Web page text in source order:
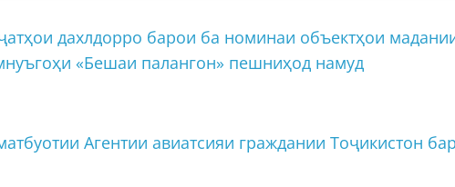
дахлдорро барои ба номинаи объектҳои
«Бешаи палангон» пешниҳод намуд
Агентии авиатсияи граждании Тоҷикистон